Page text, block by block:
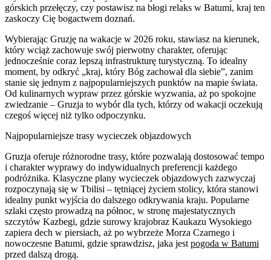
górskich przełęczy, czy postawisz na błogi relaks w Batumi, kraj ten
zaskoczy Cię bogactwem doznań.
Wybierając Gruzję na wakacje w 2026 roku, stawiasz na kierunek,
który wciąż zachowuje swój pierwotny charakter, oferując
jednocześnie coraz lepszą infrastrukturę turystyczną. To idealny
moment, by odkryć „kraj, który Bóg zachował dla siebie”, zanim
stanie się jednym z najpopularniejszych punktów na mapie świata.
Od kulinarnych wypraw przez górskie wyzwania, aż po spokojne
zwiedzanie – Gruzja to wybór dla tych, którzy od wakacji oczekują
czegoś więcej niż tylko odpoczynku.
Najpopularniejsze trasy wycieczek objazdowych
Gruzja oferuje różnorodne trasy, które pozwalają dostosować tempo
i charakter wyprawy do indywidualnych preferencji każdego
podróżnika. Klasyczne plany wycieczek objazdowych zazwyczaj
rozpoczynają się w Tbilisi – tętniącej życiem stolicy, która stanowi
idealny punkt wyjścia do dalszego odkrywania kraju. Popularne
szlaki często prowadzą na północ, w stronę majestatycznych
szczytów Kazbegi, gdzie surowy krajobraz Kaukazu Wysokiego
zapiera dech w piersiach, aż po wybrzeże Morza Czarnego i
nowoczesne Batumi, gdzie sprawdzisz, jaka jest pogoda w Batumi
przed dalszą drogą.